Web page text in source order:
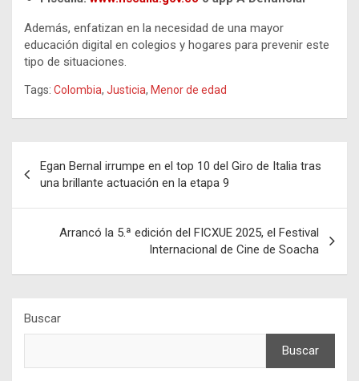
Además, enfatizan en la necesidad de una mayor
educación digital en colegios y hogares para prevenir este
tipo de situaciones.
Tags: Colombia, Justicia, Menor de edad
de
entradas
Egan Bernal irrumpe en el top 10 del Giro de Italia tras
una brillante actuación en la etapa 9
Arrancó la 5.ª edición del FICXUE 2025, el Festival
Internacional de Cine de Soacha
Buscar
Buscar